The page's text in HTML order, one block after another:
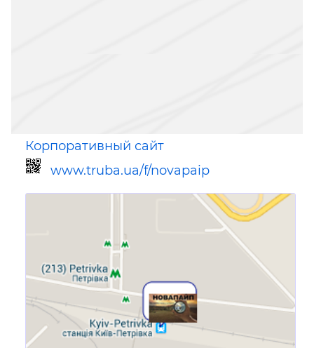
Корпоративный сайт
www.truba.ua/f/novapaip
Ссылка для мобильных устройств